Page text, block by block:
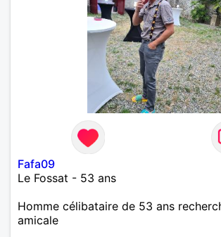
Fafa09
Le Fossat - 53 ans
Homme célibataire de 53 ans
amicale